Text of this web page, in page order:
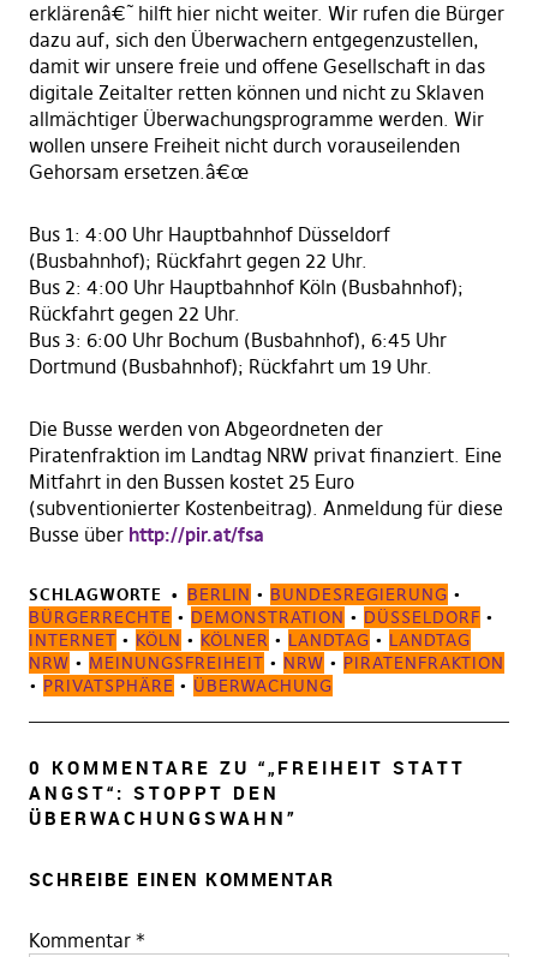
erklärenâ€˜ hilft hier nicht weiter. Wir rufen die Bürger
dazu auf, sich den Überwachern entgegenzustellen,
damit wir unsere freie und offene Gesellschaft in das
digitale Zeitalter retten können und nicht zu Sklaven
allmächtiger Überwachungsprogramme werden. Wir
wollen unsere Freiheit nicht durch vorauseilenden
Gehorsam ersetzen.â€œ
Bus 1: 4:00 Uhr Hauptbahnhof Düsseldorf
(Busbahnhof); Rückfahrt gegen 22 Uhr.
Bus 2: 4:00 Uhr Hauptbahnhof Köln (Busbahnhof);
Rückfahrt gegen 22 Uhr.
Bus 3: 6:00 Uhr Bochum (Busbahnhof), 6:45 Uhr
Dortmund (Busbahnhof); Rückfahrt um 19 Uhr.
Die Busse werden von Abgeordneten der
Piratenfraktion im Landtag NRW privat finanziert. Eine
Mitfahrt in den Bussen kostet 25 Euro
(subventionierter Kostenbeitrag). Anmeldung für diese
Busse über http://pir.at/fsa
SCHLAGWORTE BERLIN • BUNDESREGIERUNG •
BÜRGERRECHTE • DEMONSTRATION • DÜSSELDORF •
INTERNET • KÖLN • KÖLNER • LANDTAG • LANDTAG
NRW • MEINUNGSFREIHEIT • NRW • PIRATENFRAKTION
• PRIVATSPHÄRE • ÜBERWACHUNG
0 KOMMENTARE ZU “„FREIHEIT STATT
ANGST“: STOPPT DEN
ÜBERWACHUNGSWAHN ”
SCHREIBE EINEN KOMMENTAR
Kommentar *